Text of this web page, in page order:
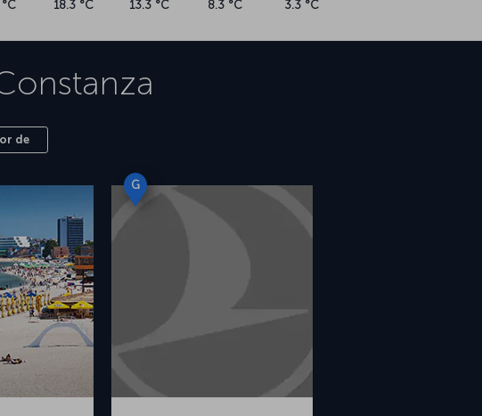
°C 18.3 °C 13.3 °C 8.3 °C 3.3 °C
de
G